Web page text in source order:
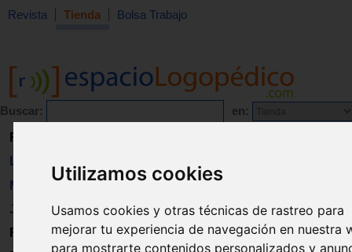
Utilizamos cookies
Usamos cookies y otras técnicas de rastreo para
mejorar tu experiencia de navegación en nuestra
para mostrarte contenidos personalizados y
Revista Tienda Bolsa Trabajo
Buscar: en:
Revista
Libros
Material
Juguetes
Formación